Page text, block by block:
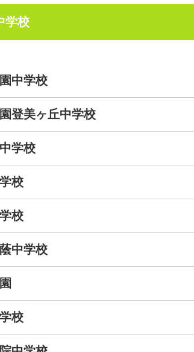
学校
中学校
登美ヶ丘中学校
学校
校
校
中学校
校